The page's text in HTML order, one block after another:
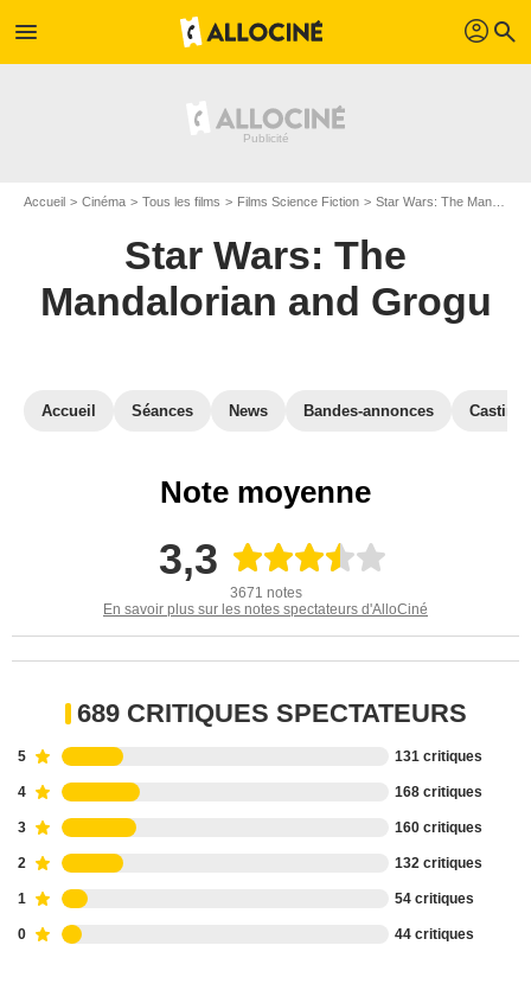
menu profil search
Accueil Cinéma Tous les films Films Science Fiction Star Wars: The Mandalorian and Grogu
Star Wars: The
Mandalorian and Grogu
Accueil Séances News Bandes-annonces Casting
Note moyenne
3,3
3671 notes
En savoir plus sur les notes spectateurs d'AlloCiné
689 CRITIQUES SPECTATEURS
5 131 critiques
4 168 critiques
3 160 critiques
2 132 critiques
1 54 critiques
0 44 critiques